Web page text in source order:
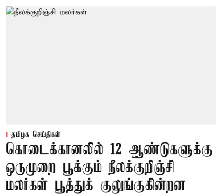
தமிழக செய்திகள்
கொடைக்கானலில் 12 ஆண்டுகளுக்கு
ஒருமுறை பூக்கும் நீலக்குறிஞ்சி
மலர்கள் பூத்துக் குலுங்குகின்றன